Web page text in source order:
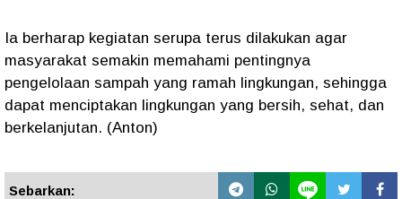
Ia berharap kegiatan serupa terus dilakukan agar
masyarakat semakin memahami pentingnya
pengelolaan sampah yang ramah lingkungan, sehingga
dapat menciptakan lingkungan yang bersih, sehat, dan
berkelanjutan. (Anton)
Sebarkan: